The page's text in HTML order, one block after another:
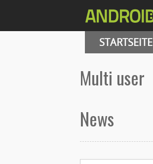
STARTSEITE
multi user
News